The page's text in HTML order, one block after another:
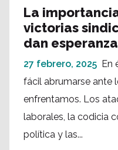
La
victorias
dan
27 febrero, 2025 En
fácil abrumarse ante
enfrentamos. Los
laborales, la codicia
política y las...